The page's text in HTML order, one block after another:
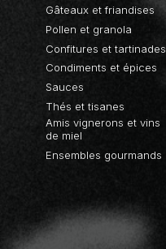
Gâteaux et friandises
Pollen et granola
Confitures et tartinades
Condiments et épices
Sauces
Thés et tisanes
Amis vignerons et vins
de miel
Ensembles gourmands